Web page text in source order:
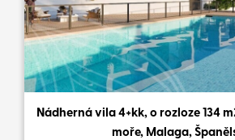
Nádherná vila 4+kk, o rozloze 134
moře, Malaga,